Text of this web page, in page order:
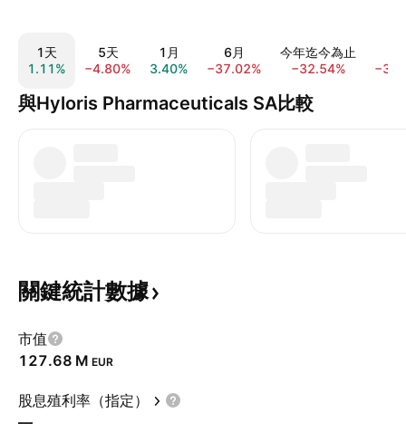
1天
1.11%
5天
−4.80%
1月
3.40%
6月
−37.02%
今年迄今為止
−32.54%
與Hyloris Pharmaceuticals SA比較
關鍵統計數據
市值
‪127.68 M‬ EUR
股息殖利率（指定）
—